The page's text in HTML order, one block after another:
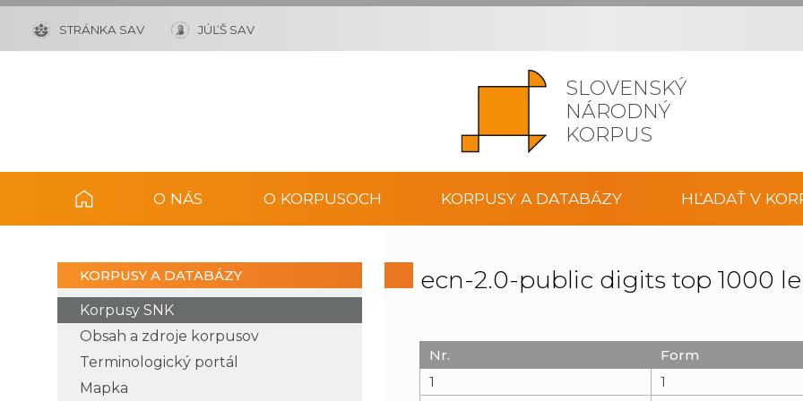
SLOVENSKÝ
NÁRODNÝ
KORPUS
STRÁNKA SAV JÚĽŠ SAV
O NÁS O KORPUSOCH KORPUSY A DATABÁZY HĽADAŤ V
KORPUSY A DATABÁZY
Korpusy SNK
Obsah a zdroje korpusov
Terminologický portál
Mapka
ecn-2.0-public digits top 1000
Nr. Form
1
1